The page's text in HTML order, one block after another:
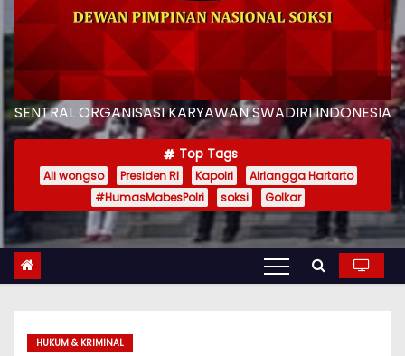
SENTRAL ORGANISASI KARYAWAN SWADIRI INDONESIA
Top Tags
Ali wongso Presiden RI Kapolri
Airlangga Hartarto
#HumasMabesPolri
soksi Golkar
HUKUM & KRIMINAL